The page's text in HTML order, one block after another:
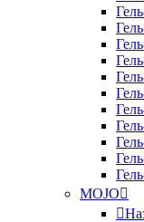
MOJO